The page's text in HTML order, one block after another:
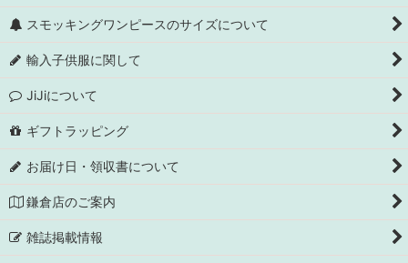
スモッキングワンピースのサイズについて
輸入子供服に関して
JiJiについて
ギフトラッピング
お届け日・領収書について
鎌倉店のご案内
雑誌掲載情報